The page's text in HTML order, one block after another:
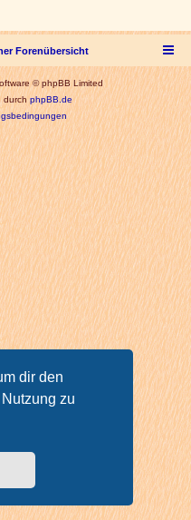
dir den
zu
Forenübersicht
© phpBB Limited
durchphpBB.de